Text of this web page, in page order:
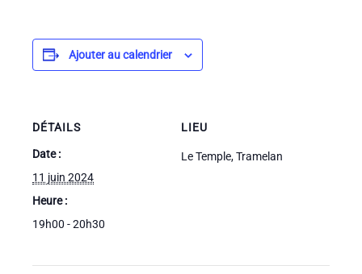
Ajouter au calendrier
DÉTAILS
Date :
11 juin 2024
Heure :
19h00 - 20h30
LIEU
Le Temple, Tramelan